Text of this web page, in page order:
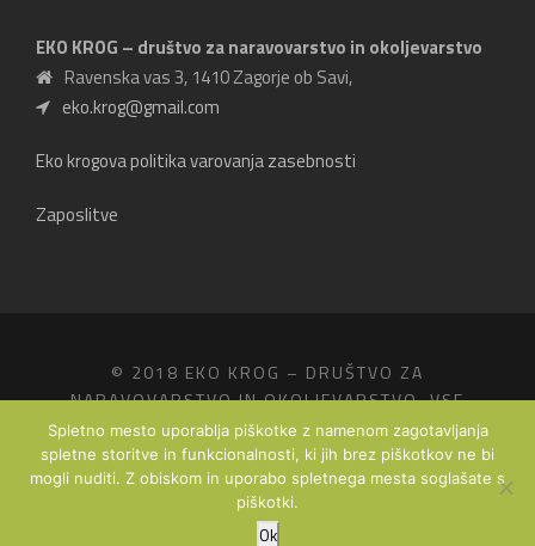
EKO KROG – društvo za naravovarstvo in okoljevarstvo
Ravenska vas 3, 1410 Zagorje ob Savi,
eko.krog@gmail.com
Eko krogova politika varovanja zasebnosti
Zaposlitve
© 2018 EKO KROG – DRUŠTVO ZA
NARAVOVARSTVO IN OKOLJEVARSTVO, VSE
PRAVICE PRIDRŽANE.
PRODUKCIJAFRIDIZIA - STUDIO ABOVE THE
CLOUDS
Spletno mesto uporablja piškotke z namenom zagotavljanja
spletne storitve in funkcionalnosti, ki jih brez piškotkov ne bi
mogli nuditi. Z obiskom in uporabo spletnega mesta soglašate s
piškotki.
Ok